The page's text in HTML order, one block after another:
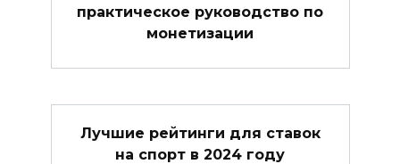
практическое руководство по
монетизации
Лучшие рейтинги для ставок
на спорт в 2024 году